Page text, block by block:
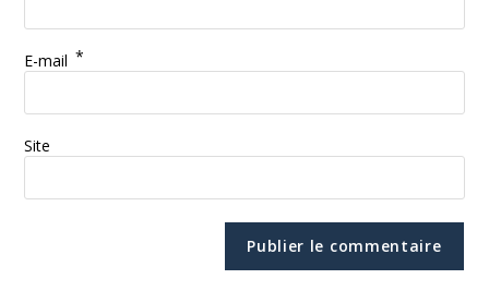
E-mail *
Site